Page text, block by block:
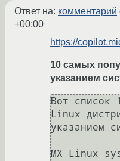
Ответ на: комментарий
+00:00
https://
10 самых
указанием
Вот список
Linux
указанием
MX Linux